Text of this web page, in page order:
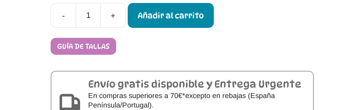
-
Sandalias
Barefoot
Johns-
Mildred
Zapy
+ Añadir al carrito
GUÍA DE TALLAS
Envío gratis disponible y Entrega Urgente
En compras superiores a 70€*excepto en rebajas (España
Península/Portugal).